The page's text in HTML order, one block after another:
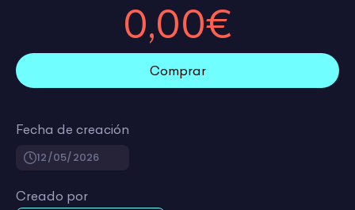
Fecha de creación
12/05/2026
Creado por
0,00€
Comprar